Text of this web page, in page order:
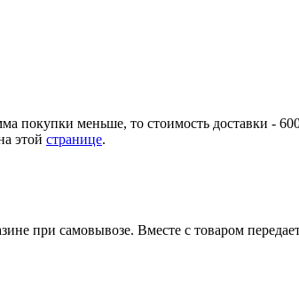
покупки меньше, то стоимость доставки -
этой странице.
при самовывозе. Вместе с товаром